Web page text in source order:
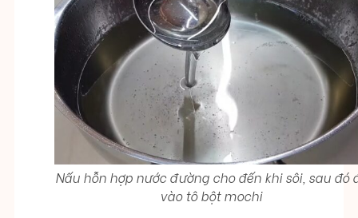
Nấu hỗn hợp nước đường cho đến khi sôi, sau đó
vào tô bột mochi